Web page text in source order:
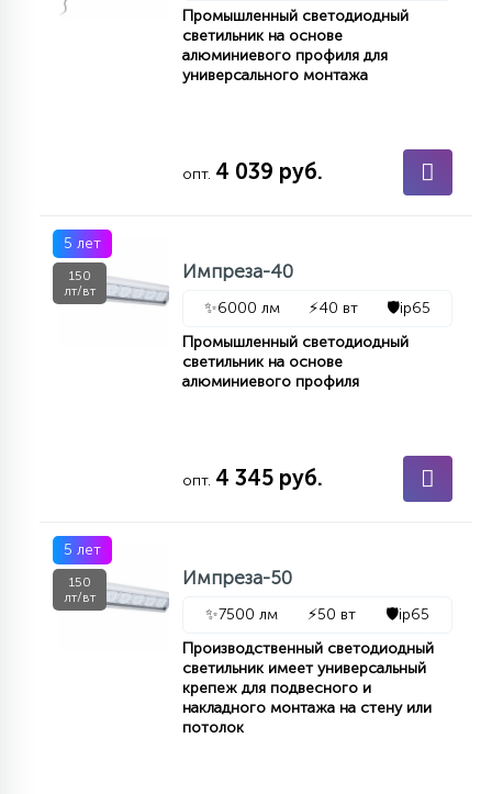
Промышленный светодиодный
светильник на основе
алюминиевого профиля для
универсального монтажа
опт. 4 039 руб.
5 лет
150
лт/вт
Импреза-40
✨6000 лм ⚡40 вт 🛡️ip65
Промышленный светодиодный
светильник на основе
алюминиевого профиля
опт. 4 345 руб.
5 лет
150
лт/вт
Импреза-50
✨7500 лм ⚡50 вт 🛡️ip65
Производственный светодиодный
светильник имеет универсальный
крепеж для подвесного и
накладного монтажа на стену или
потолок